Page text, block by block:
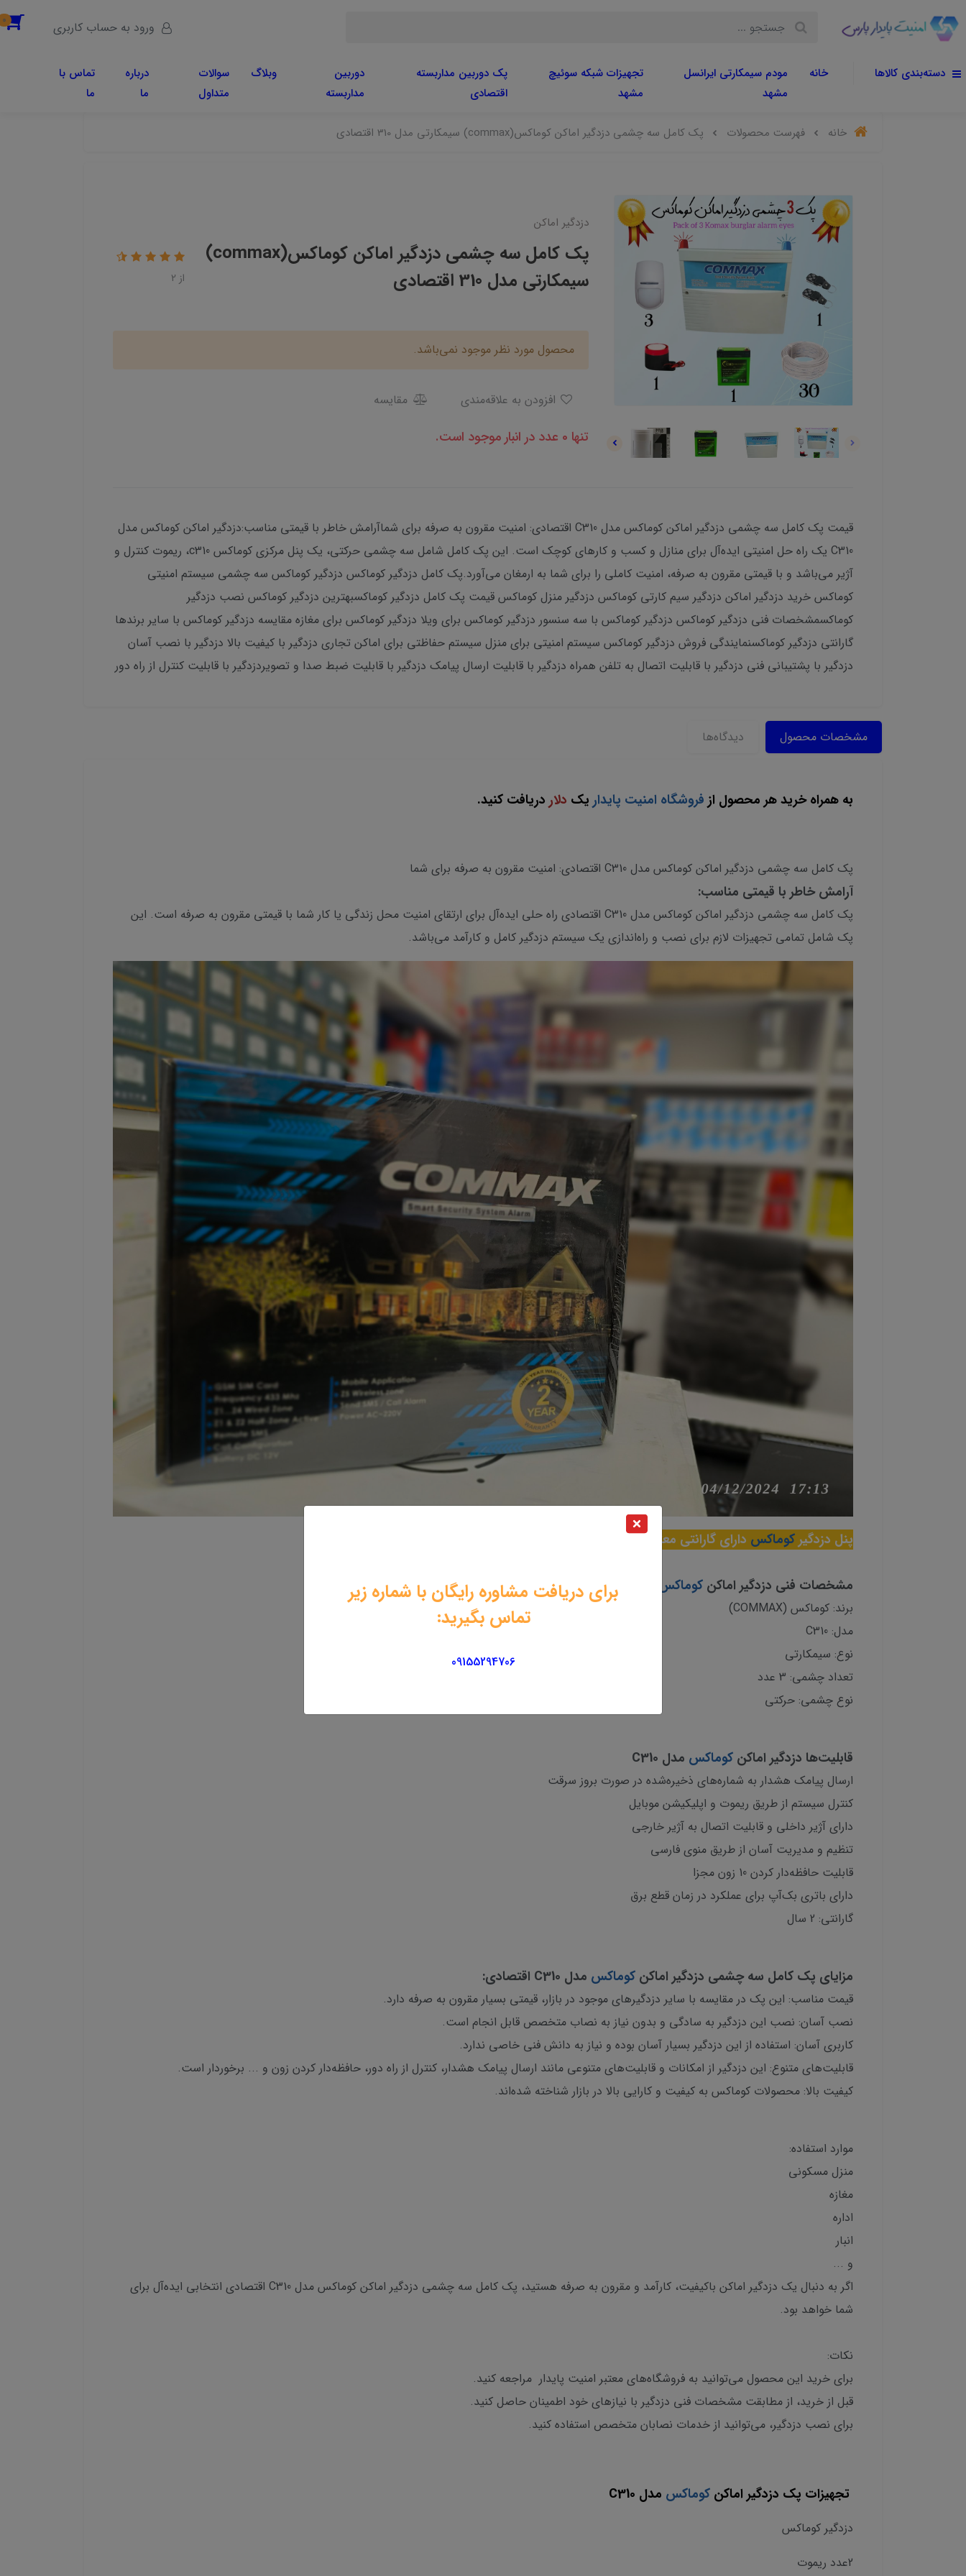
برای دریافت مشاوره رایگان با شماره زیر
تماس بگیرید:
09155294706
ورود به حساب کاربری 0
دسته‌بندی کالاها خانه
مودم سیمکارتی ایرانسل
مشهد
تجهیزات شبکه سوئیچ
مشهد
پک دوربین مداربسته
اقتصادی
دوربین
مداربسته
وبلاگ
سوالات
متداول
درباره
ما
تماس با
ما
خانه فهرست محصولات پک کامل سه چشمی دزدگیر اماکن کوماکس(commax) سیمکارتی مدل 310 اقتصادی
دزدگیر اماکن
پک کامل سه چشمی دزدگیر اماکن کوماکس(commax)
سیمکارتی مدل 310 اقتصادی
از 2
محصول مورد نظر موجود نمی‌باشد.
مقایسه
تنها 0 عدد در انبار موجود است.
قیمت پک کامل سه چشمی دزدگیر اماکن کوماکس مدل C310 اقتصادی: امنیت مقرون به صرفه برای شماآرامش خاطر با قیمتی مناسب:دزدگیر اماکن کوماکس مدل
C310 یک راه حل امنیتی ایده‌آل برای منازل و کسب و کارهای کوچک است. این پک کامل شامل سه چشمی حرکتی، یک پنل مرکزی کوماکس c310، ریموت کنترل و
آژیر می‌باشد و با قیمتی مقرون به صرفه، امنیت کاملی را برای شما به ارمغان می‌آورد.پک کامل دزدگیر کوماکس دزدگیر کوماکس سه چشمی سیستم امنیتی
کوماکس خرید دزدگیر اماکن دزدگیر سیم کارتی کوماکس دزدگیر منزل کوماکس قیمت پک کامل دزدگیر کوماکسبهترین دزدگیر کوماکس نصب دزدگیر
کوماکسمشخصات فنی دزدگیر کوماکس دزدگیر کوماکس با سه سنسور دزدگیر کوماکس برای ویلا دزدگیر کوماکس برای مغازه مقایسه دزدگیر کوماکس با سایر برندها
گارانتی دزدگیر کوماکسنمایندگی فروش دزدگیر کوماکس سیستم امنیتی برای منزل سیستم حفاظتی برای اماکن تجاری دزدگیر با کیفیت بالا دزدگیر با نصب آسان
دزدگیر با پشتیبانی فنی دزدگیر با قابلیت اتصال به تلفن همراه دزدگیر با قابلیت ارسال پیامک دزدگیر با قابلیت ضبط صدا و تصویردزدگیر با قابلیت کنترل از راه دور
مشخصات محصول دیدگاه‌ها
به همراه خرید هر محصول از فروشگاه امنیت پایدار یک دلار دریافت کنید.
پک کامل سه چشمی دزدگیر اماکن کوماکس مدل C310 اقتصادی: امنیت مقرون به صرفه برای شما
آرامش خاطر با قیمتی مناسب:
پک کامل سه چشمی دزدگیر اماکن کوماکس مدل C310 اقتصادی راه حلی ایده‌آل برای ارتقای امنیت محل زندگی یا کار شما با قیمتی مقرون به صرفه است. این
پک شامل تمامی تجهیزات لازم برای نصب و راه‌اندازی یک سیستم دزدگیر کامل و کارآمد می‌باشد.
پنل دزدگیرکوماکس دارای گارانتی معتبر شرکتی
مشخصات فنی دزدگیر اماکن کوماکس
برند: کوماکس (COMMAX)
مدل: C310
نوع: سیمکارتی
تعداد چشمی: 3 عدد
نوع چشمی: حرکتی
قابلیت‌ها دزدگیر اماکن کوماکس مدل C310
ارسال پیامک هشدار به شماره‌های ذخیره‌شده در صورت بروز سرقت
کنترل سیستم از طریق ریموت و اپلیکیشن موبایل
دارای آژیر داخلی و قابلیت اتصال به آژیر خارجی
تنظیم و مدیریت آسان از طریق منوی فارسی
قابلیت حافظه‌دار کردن 10 زون مجزا
دارای باتری بک‌آپ برای عملکرد در زمان قطع برق
گارانتی: 2 سال
مزایای پک کامل سه چشمی دزدگیر اماکن کوماکس مدل C310 اقتصادی:
قیمت مناسب: این پک در مقایسه با سایر دزدگیرهای موجود در بازار، قیمتی بسیار مقرون به صرفه دارد.
نصب آسان: نصب این دزدگیر به سادگی و بدون نیاز به نصاب متخصص قابل انجام است.
کاربری آسان: استفاده از این دزدگیر بسیار آسان بوده و نیاز به دانش فنی خاصی ندارد.
قابلیت‌های متنوع: این دزدگیر از امکانات و قابلیت‌های متنوعی مانند ارسال پیامک هشدار، کنترل از راه دور، حافظه‌دار کردن زون و ... برخوردار است.
کیفیت بالا: محصولات کوماکس به کیفیت و کارایی بالا در بازار شناخته شده‌اند.
موارد استفاده:
منزل مسکونی
مغازه
اداره
انبار
و ...
اگر به دنبال یک دزدگیر اماکن باکیفیت، کارآمد و مقرون به صرفه هستید، پک کامل سه چشمی دزدگیر اماکن کوماکس مدل C310 اقتصادی انتخابی ایده‌آل برای
شما خواهد بود.
نکات:
برای خرید این محصول می‌توانید به فروشگاه‌های معتبر امنیت پایدار مراجعه کنید.
قبل از خرید، از مطابقت مشخصات فنی دزدگیر با نیازهای خود اطمینان حاصل کنید.
برای نصب دزدگیر، می‌توانید از خدمات نصابان متخصص استفاده کنید.
تجهیزات پک دزدگیر اماکن کوماکس مدل C310
دزدگیر کوماکس
2عدد ریموت